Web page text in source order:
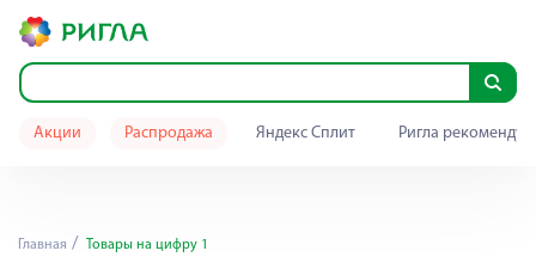
Акции Распродажа Яндекс Сплит Ригла
Главная Товары на цифру 1